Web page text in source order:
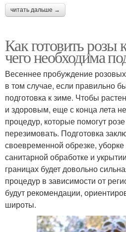
читать дальше →
Как готовить розы
чего необходима
Весеннее пробуждение
в том случае, если правильно
подготовка к зиме. Чтобы
и здоровым, еще с конца лета
процедур, которые помогут
перезимовать. Подготовка
своевременной обрезке,
санитарной обработке и
границах будет довольно
процедур в зависимости от
будут рекомендации,
широты.